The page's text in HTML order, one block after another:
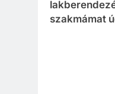
szakmámat